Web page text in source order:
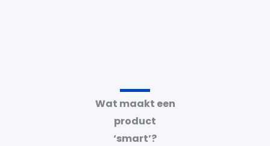
Wat maakt een
product
‘smart’?